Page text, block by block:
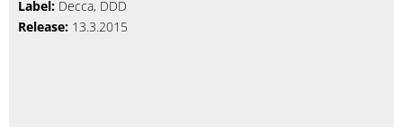
Label: Decca, DDD
Release: 13.3.2015